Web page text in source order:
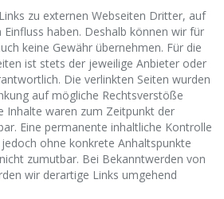
zu externen Webseiten Dritter, auf
haben. Deshalb können wir für
keine Gewähr übernehmen. Für die
ist stets der jeweilige Anbieter oder
Die verlinkten Seiten wurden
auf mögliche Rechtsverstöße
Inhalte waren zum Zeitpunkt der
Eine permanente inhaltliche Kontrolle
ohne konkrete Anhaltspunkte
zumutbar. Bei Bekanntwerden von
wir derartige Links umgehend